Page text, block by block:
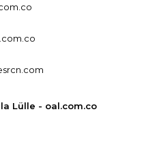
Lülle - oal.com.co